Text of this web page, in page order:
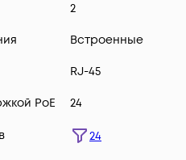
2
Встроенные
RJ-45
PoE 24
24